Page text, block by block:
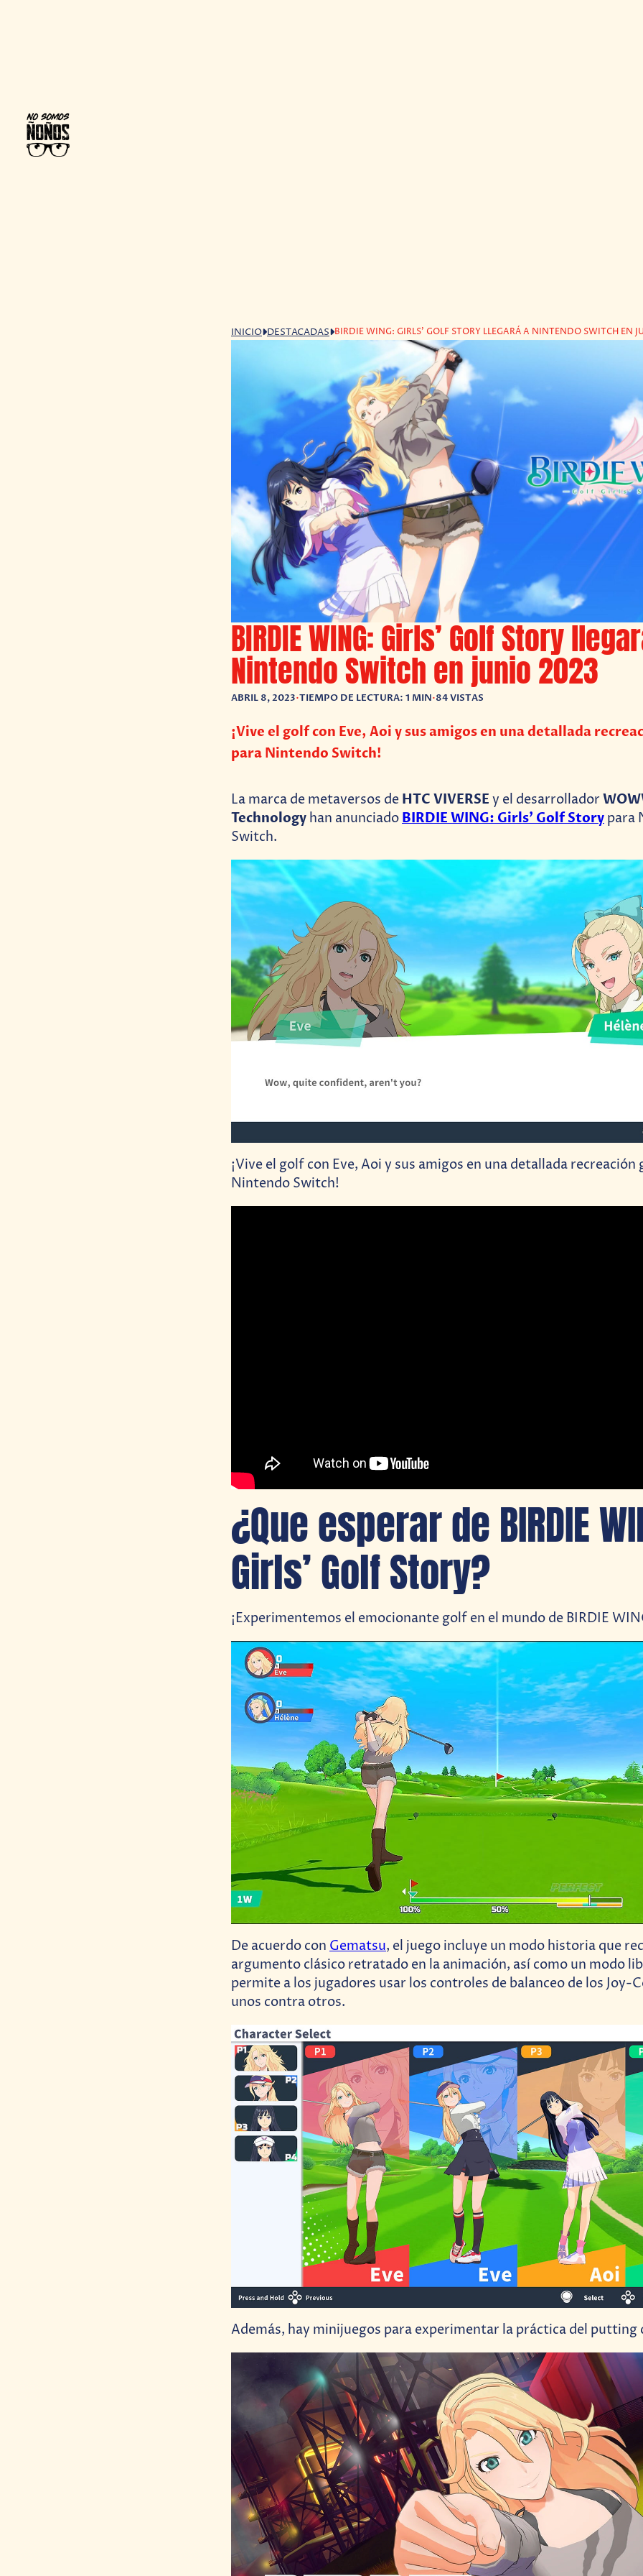
INICIO DESTACADAS BIRDIE WING: GIRLS’ GOLF STORY LLEGARÁ A NINTENDO SWITCH EN
BIRDIE WING: Girls’ Golf Story
Nintendo Switch en junio 2023
ABRIL 8, 2023•TIEMPO DE LECTURA: 1 MIN•84 VISTAS
¡Vive el golf con Eve, Aoi y sus amigos en una detallada
para Nintendo Switch!
La marca de metaversos de HTC VIVERSE y el desarrollador
Technology han anunciadoBIRDIE WING: Girls’ Golf Story para
Switch.
¡Vive el golf con Eve, Aoi y sus amigos en una detallada recreación
Nintendo Switch!
¿Que esperar de BIRDIE
Girls’ Golf Story?
¡Experimentemos el emocionante golf en el mundo de BIRDIE
De acuerdo con Gematsu, el juego incluye un modo historia que
argumento clásico retratado en la animación, así como un modo
permite a los jugadores usar los controles de balanceo de los Joy-
unos contra otros.
Además, hay minijuegos para experimentar la práctica del putting